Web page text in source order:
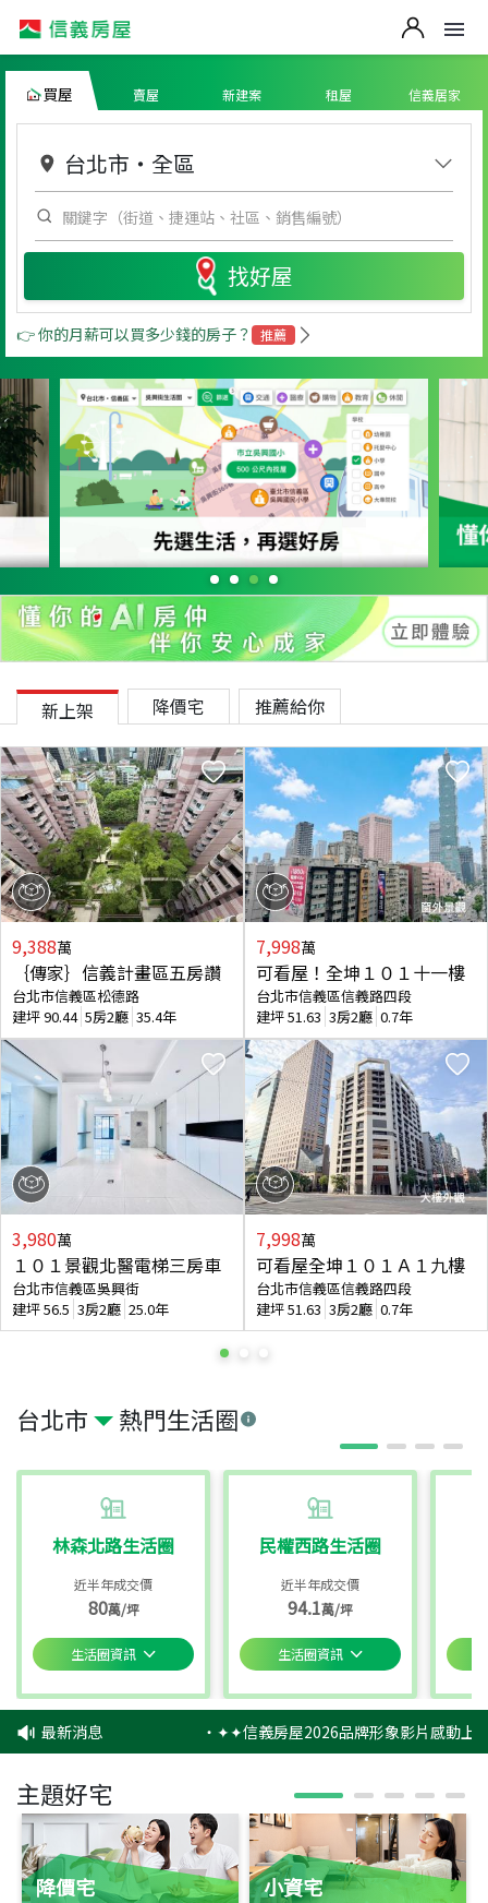
買屋 賣屋 新建案 租屋 信義居家
台北市 ・ 全區
找好屋
👉 你的月薪可以買多少錢的房子？ 推薦
台北市 熱門生活圈
林森北路生活圈
近半年成交價
80萬/坪
生活圈資訊
民權西路生活圈
近半年成交價
94.1萬/坪
生活圈資訊
新上架 降價宅 推薦給你
9,388萬
｛傳家｝信義計畫區五房讚
台北市信義區松德路
建坪90.44 5房2廳 35.4年
3,980萬
１０１景觀北醫電梯三房車
台北市信義區吳興街
建坪56.5 3房2廳 25.0年
7,998萬
可看屋！全坤１０１十一樓
台北市信義區信義路四段
建坪51.63 3房2廳 0.7年
7,998萬
可看屋全坤１０１Ａ１九樓
台北市信義區信義路四段
建坪51.63 3房2廳 0.7年
最新消息 ‧✦✦信義房屋2026品牌形象影片感動上
主題好宅
降價宅 小資宅